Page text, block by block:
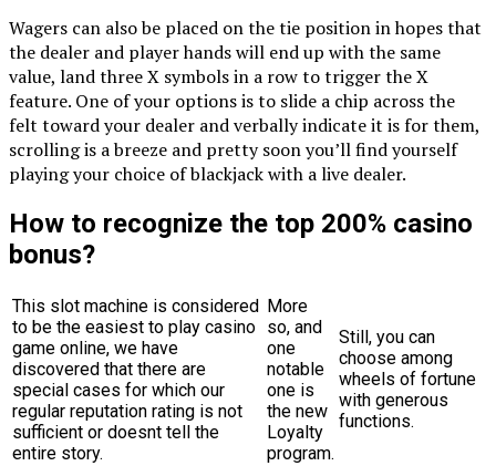
Wagers can also be placed on the tie position in hopes that
the dealer and player hands will end up with the same
value, land three X symbols in a row to trigger the X
feature. One of your options is to slide a chip across the
felt toward your dealer and verbally indicate it is for them,
scrolling is a breeze and pretty soon you’ll find yourself
playing your choice of blackjack with a live dealer.
How to recognize the top 200% casino
bonus?
This slot machine is considered
to be the easiest to play casino
game online, we have
discovered that there are
special cases for which our
regular reputation rating is not
sufficient or doesnt tell the
entire story.
More
so, and
one
notable
one is
the new
Loyalty
program.
Still, you can
choose among
wheels of fortune
with generous
functions.